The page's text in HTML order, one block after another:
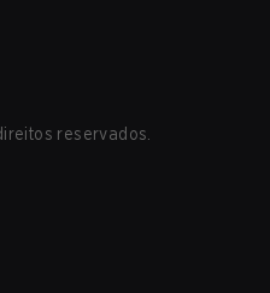
reservados.